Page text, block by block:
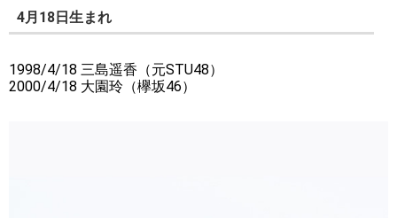
4月18日生まれ
1998/4/18 三島遥香（元STU48）
2000/4/18 大園玲（欅坂46）